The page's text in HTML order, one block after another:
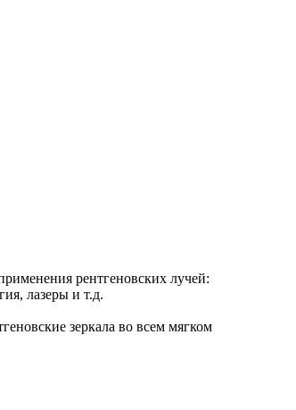
рентгеновских лучей:
лазеры и т.д.
зеркала во всем мягком